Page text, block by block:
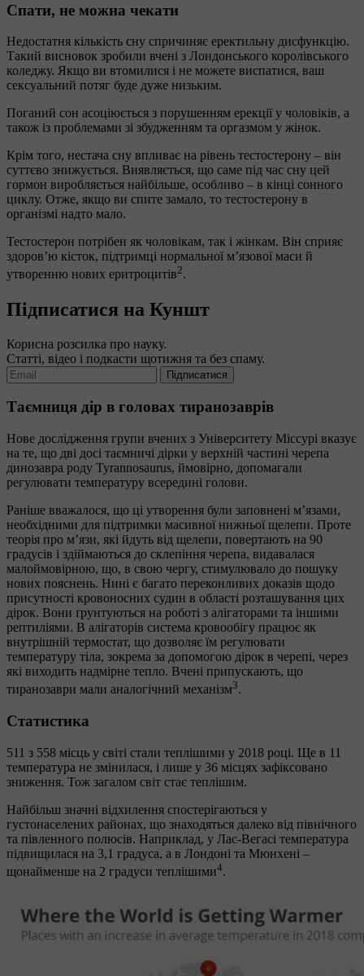
Спати, не можна чекати
Недостатня кількість сну спричиняє еректильну дисфункцію.
Такий висновок зробили вчені з Лондонського королівського
коледжу. Якщо ви втомилися і не можете виспатися, ваш
сексуальний потяг буде дуже низьким.
Поганий сон асоціюється з порушенням ерекції у чоловіків, а
також із проблемами зі збудженням та оргазмом у жінок.
Крім того, нестача сну впливає на рівень тестостерону – він
суттєво знижується. Виявляється, що саме під час сну цей
гормон виробляється найбільше, особливо – в кінці сонного
циклу. Отже, якщо ви спите замало, то тестостерону в
організмі надто мало.
Тестостерон потрібен як чоловікам, так і жінкам. Він сприяє
здоров’ю кісток, підтримці нормальної м’язової маси й
утворенню нових еритроцитів2.
Підписатися на Куншт
Корисна розсилка про науку.
Статті, відео і подкасти щотижня та без спаму.
Підписатися
Таємниця дір в головах тиранозаврів
Нове дослідження групи вчених з Університету Міссурі вказує
на те, що дві досі таємничі дірки у верхній частині черепа
динозавра роду Tyrannosaurus, ймовірно, допомагали
регулювати температуру всередині голови.
Раніше вважалося, що ці утворення були заповнені м’язами,
необхідними для підтримки масивної нижньої щелепи. Проте
теорія про м’язи, які йдуть від щелепи, повертають на 90
градусів і здіймаються до склепіння черепа, видавалася
малоймовірною, що, в свою чергу, стимулювало до пошуку
нових пояснень. Нині є багато переконливих доказів щодо
присутності кровоносних судин в області розташування цих
дірок. Вони ґрунтуються на роботі з алігаторами та іншими
рептиліями. В алігаторів система кровообігу працює як
внутрішній термостат, що дозволяє їм регулювати
температуру тіла, зокрема за допомогою дірок в черепі, через
які виходить надмірне тепло. Вчені припускають, що
тиранозаври мали аналогічний механізм3.
Статистика
511 з 558 місць у світі стали теплішими у 2018 році. Ще в 11
температура не змінилася, і лише у 36 місцях зафіксовано
зниження. Тож загалом світ стає теплішим.
Найбільш значні відхилення спостерігаються у
густонаселених районах, що знаходяться далеко від північного
та півленного полюсів. Наприклад, у Лас-Вегасі температура
підвищилася на 3,1 градуса, а в Лондоні та Мюнхені ‒
щонайменше на 2 градуси теплішими4.